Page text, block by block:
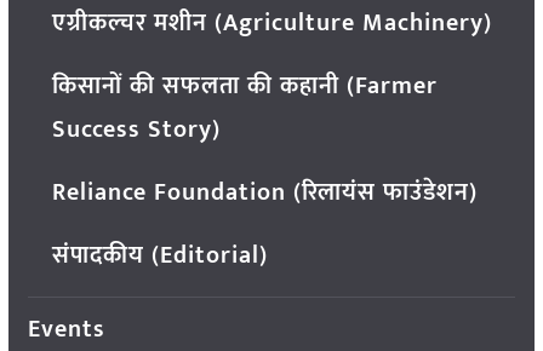
एग्रीकल्चर मशीन (Agriculture Machinery)
किसानों की सफलता की कहानी (Farmer
Success Story)
Reliance Foundation (रिलायंस फाउंडेशन)
संपादकीय (Editorial)
Events